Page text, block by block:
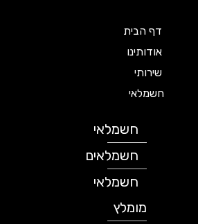
דף הבית
אודותינו
שירותי
חשמלאי
חשמלאי
חשמלאים
חשמלאי
מומלץ